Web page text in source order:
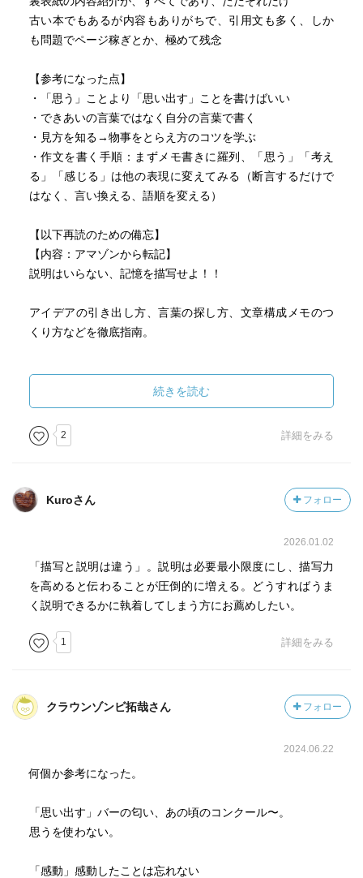
古い本でもあるが内容もありがちで、引用文も多く、しか
も問題でページ稼ぎとか、極めて残念
【参考になった点】
・「思う」ことより「思い出す」ことを書けばいい
・できあいの言葉ではなく自分の言葉で書く
・見方を知る→物事をとらえ方のコツを学ぶ
・作文を書く手順：まずメモ書きに羅列、「思う」「考え
る」「感じる」は他の表現に変えてみる（断言するだけで
はなく、言い換える、語順を変える）
【以下再読のための備忘】
【内容：アマゾンから転記】
説明はいらない、記憶を描写せよ！！
アイデアの引き出し方、言葉の探し方、文章構成メモのつ
くり方などを徹底指南。
法、書く前の構成メモの作り方まで、すぐ使える文章のコ
ツが満載。例題も豊富に収録、解きながら文章力が確実に
アップする！
描写することだ。自分にはそんな特別な経験はないと考え
る人でも、うまい引き出し方さえわかれば書ける。また、
い。とにかく描写せよ。細部に目をこらして描けば、真に
迫る。たとえばさびしい気持ちなら、「さびしい」と書く
な。さびしさを表わす「物」を描写してそれを伝えよ。ベ
テラン記者で名コラムニストの著者がありきたりにならな
やさしく伝授。
続きを読む
2 詳細をみる
Kuroさん フォロー
2026.01.02
「描写と説明は違う」。説明は必要最小限度にし、描写力
を高めると伝わることが圧倒的に増える。どうすればうま
く説明できるかに執着してしまう方にお薦めしたい。
1 詳細をみる
クラウンゾンビ拓哉さん フォロー
2024.06.22
何個か参考になった。
「思い出す」バーの匂い、あの頃のコンクール〜。
思うを使わない。
「感動」感動したことは忘れない